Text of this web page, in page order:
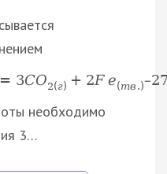
= 3CO2(г) + 2F e(тв .)–
необходимо
3…